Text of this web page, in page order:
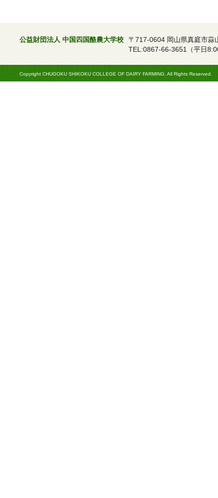
公益財団法人 中国四国酪農大学校
〒717-0604 岡山県真庭市蒜
TEL:0867-66-3651（平日
Copyright CHUGOKU SHIKOKU COLLEGE OF DAIRY FARMING. All Rights Reserved.